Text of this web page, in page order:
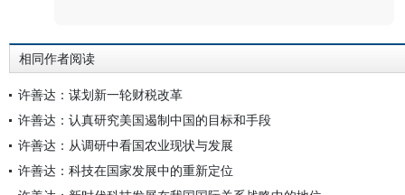
相同作者阅读
许善达：谋划新一轮财税改革
许善达：认真研究美国遏制中国的目标和手段
许善达：从调研中看国农业现状与发展
许善达：科技在国家发展中的重新定位